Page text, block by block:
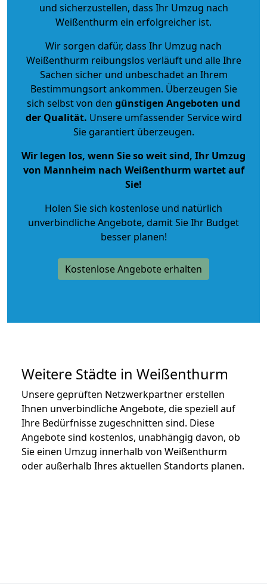
und sicherzustellen, dass Ihr Umzug nach
Weißenthurm ein erfolgreicher ist.
Wir sorgen dafür, dass Ihr Umzug nach
Weißenthurm reibungslos verläuft und alle Ihre
Sachen sicher und unbeschadet an Ihrem
Bestimmungsort ankommen. Überzeugen Sie
sich selbst von den günstigen Angeboten und
der Qualität. Unsere umfassender Service wird
Sie garantiert überzeugen.
Wir legen los, wenn Sie so weit sind, Ihr Umzug
von Mannheim nach Weißenthurm wartet auf
Sie!
Holen Sie sich kostenlose und natürlich
unverbindliche Angebote, damit Sie Ihr Budget
besser planen!
Kostenlose Angebote erhalten
Weitere Städte in Weißenthurm
Unsere geprüften Netzwerkpartner erstellen
Ihnen unverbindliche Angebote, die speziell auf
Ihre Bedürfnisse zugeschnitten sind. Diese
Angebote sind kostenlos, unabhängig davon, ob
Sie einen Umzug innerhalb von Weißenthurm
oder außerhalb Ihres aktuellen Standorts planen.